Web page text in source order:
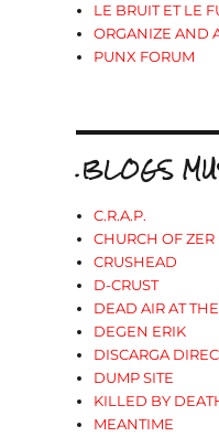
LE BRUIT ET LE
ORGANIZE AND
PUNX FORUM
.BLOGS
C.R.A.P.
CHURCH OF ZER
CRUSHEAD
D-CRUST
DEAD AIR AT
DEGEN ERIK
DISCARGA
DUMP SITE
KILLED BY
MEANTIME